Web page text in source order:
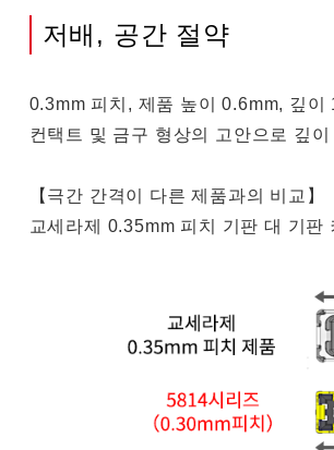
저배, 공간 절약
0.3mm 피치, 제품 높이 0.6mm, 깊
컨택트 및 금구 형상의 고안으로 깊
【극간 간격이 다른 제품과의 비교】
교세라제 0.35mm 피치 기판 대 기